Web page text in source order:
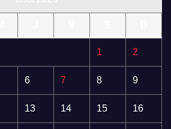
1 2
6 7 8 9
13 14 15 16